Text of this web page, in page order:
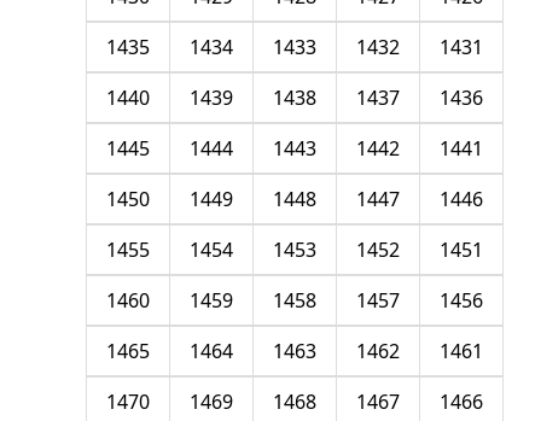
1431
1432
1433
1434
1435
1436
1437
1438
1439
1440
1441
1442
1443
1444
1445
1446
1447
1448
1449
1450
1451
1452
1453
1454
1455
1456
1457
1458
1459
1460
1461
1462
1463
1464
1465
1466
1467
1468
1469
1470